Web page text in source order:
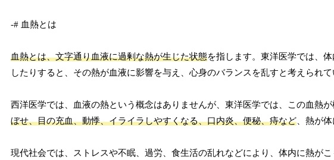
-# 血熱とは
血熱とは、文字通り血液に過剰な熱が生じた状態を指します。東洋医学では、
したりすると、その熱が血液に影響を与え、心身のバランスを乱すと考えられて
西洋医学では、血液の熱という概念はありませんが、東洋医学では、この血熱
ぼせ、目の充血、動悸、イライラしやすくなる、口内炎、便秘、痔など 、熱が
現代社会では、ストレスや不眠、過労、食生活の乱れなどにより、体内に熱が